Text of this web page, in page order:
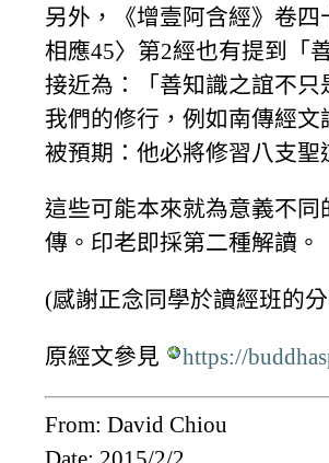
另外，《增壹阿含經》卷
相應45〉第2經也有提到「
接近為：「善知識之誼不
我們的修行，例如南傳經
被預期：他必將修習八支
這些可能本來就為意義不
傳。印老即採第二種解讀。
(感謝正念同學於讀經班的分
原經文參見 https://
From: David Chiou
Date: 2015/2/2